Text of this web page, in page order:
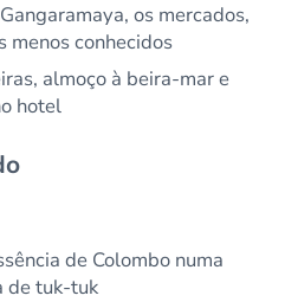
os mercados,
menos conhecidos
almoço à beira-mar e
hotel
de Colombo numa
de tuk-tuk